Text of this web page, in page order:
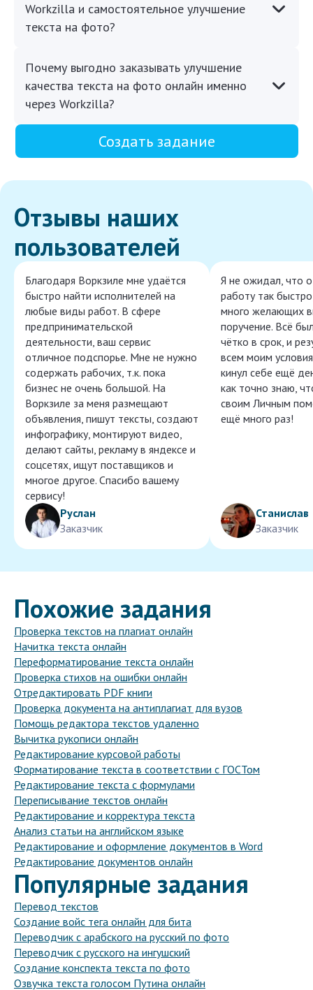
Workzilla и самостоятельное улучшение
текста на фото?
Почему выгодно заказывать улучшение
качества текста на фото онлайн именно
через Workzilla?
Создать задание
Отзывы наших
пользователей
Благодаря Воркзиле мне удаётся
быстро найти исполнителей на
любые виды работ. В сфере
предпринимательской
деятельности, ваш сервис
отличное подспорье. Мне не нужно
содержать рабочих, т.к. пока
бизнес не очень большой. На
Воркзиле за меня размещают
объявления, пишут тексты, создают
инфографику, монтируют видео,
делают сайты, рекламу в яндексе и
соцсетях, ищут поставщиков и
многое другое. Спасибо вашему
сервису!
Руслан
Заказчик
Я не ожидал, что
работу так
много желающих
поручение. Всё
чётко в срок, и
всем моим
кинул себе ещё
как точно знаю,
своим Личным
ещё много раз!
Станислав
Заказчик
Похожие задания
Проверка текстов на плагиат онлайн
Начитка текста онлайн
Переформатирование текста онлайн
Проверка стихов на ошибки онлайн
Отредактировать PDF книги
Проверка документа на антиплагиат для вузов
Помощь редактора текстов удаленно
Вычитка рукописи онлайн
Редактирование курсовой работы
Форматирование текста в соответствии с ГОСТом
Редактирование текста с формулами
Переписывание текстов онлайн
Редактирование и корректура текста
Анализ статьи на английском языке
Редактирование и оформление документов в Word
Редактирование документов онлайн
Популярные задания
Перевод текстов
Создание войс тега онлайн для бита
Переводчик с арабского на русский по фото
Переводчик с русского на ингушский
Создание конспекта текста по фото
Озвучка текста голосом Путина онлайн